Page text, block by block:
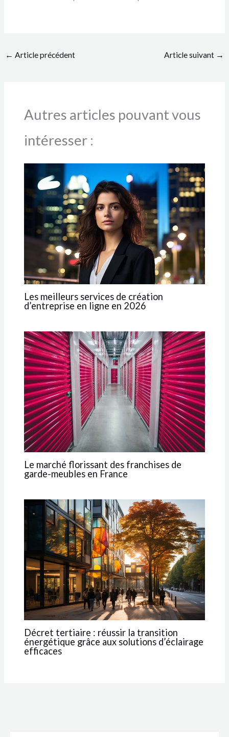
← Article précédent Article suivant →
Autres articles pouvant vous
intéresser :
Les meilleurs services de création
d’entreprise en ligne en 2026
Le marché florissant des franchises de
garde-meubles en France
Décret tertiaire : réussir la transition
énergétique grâce aux solutions d’éclairage
efficaces